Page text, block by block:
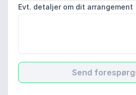
Evt. detaljer om dit arrangement
Send